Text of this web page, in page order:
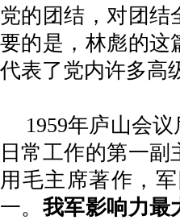
党的团结，对团结
要的是，林彪的这
代表了党内许多高
1959年庐山会
日常工作的第一
用毛主席著作，
一。 我军影响力最